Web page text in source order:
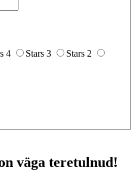
4 Stars 3
Stars 2
väga teretulnud!